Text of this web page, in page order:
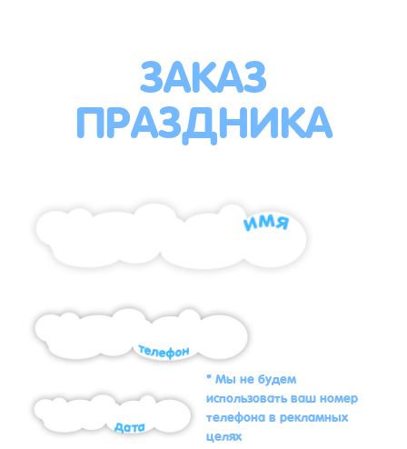
ЗАКАЗ
ПРАЗДНИКА
* Мы не будем
использовать ваш номер
телефона в рекламных
целях